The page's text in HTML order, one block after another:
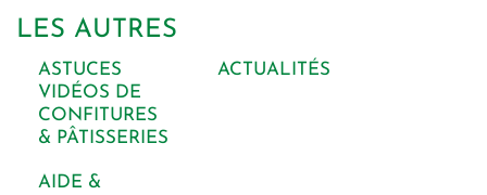
LES AUTRES
ASTUCES
VIDÉOS DE
CONFITURES
& PÂTISSERIES
ACTUALITÉS
AIDE &